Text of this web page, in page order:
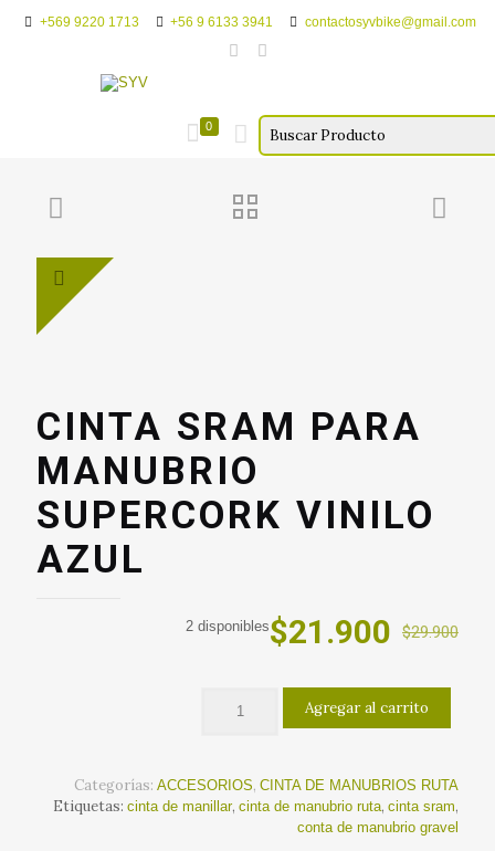
+569 9220 1713 +56 9 6133 3941 contactosyvbike@gmail.com
0
CINTA SRAM PARA
MANUBRIO
SUPERCORK VINILO
AZUL
$29.900
El
original
era:
$21.900 El
actual
es:
2 disponibles
Agregar al carrito
Categorías: ACCESORIOS, CINTA DE MANUBRIOS RUTA
Etiquetas: cinta de manillar, cinta de manubrio ruta, cinta sram,
conta de manubrio gravel